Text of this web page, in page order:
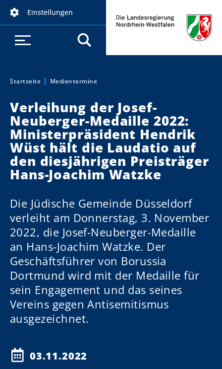
Einstellungen
Sie sind hier:
Startseite Medientermine
Verleihung der Josef-
Neuberger-Medaille 2022:
Ministerpräsident Hendrik
Wüst hält die Laudatio auf
den diesjährigen Preisträger
Hans-Joachim Watzke
Die Jüdische Gemeinde Düsseldorf
verleiht am Donnerstag, 3. November
2022, die Josef-Neuberger-Medaille
an Hans-Joachim Watzke. Der
Geschäftsführer von Borussia
Dortmund wird mit der Medaille für
sein Engagement und das seines
Vereins gegen Antisemitismus
ausgezeichnet.
03.11.2022